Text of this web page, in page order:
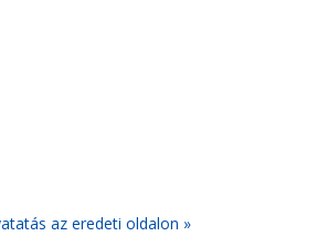
az eredeti oldalon »